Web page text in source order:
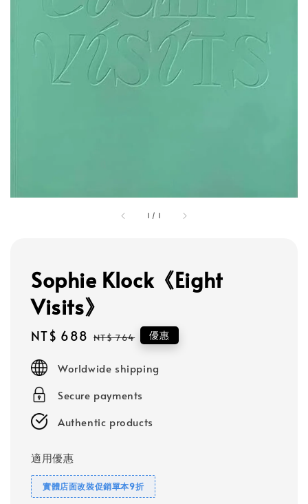
1 / 1
Sophie Klock《Eight
Visits》
Sale
NT$ 688 Regular
NT$ 764 優惠
Worldwide shipping
Secure payments
Authentic products
適用優惠
實體店面改裝促銷單本9折